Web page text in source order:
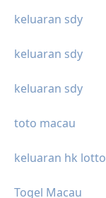
keluaran sdy
keluaran sdy
keluaran sdy
toto macau
keluaran hk lotto
Togel Macau